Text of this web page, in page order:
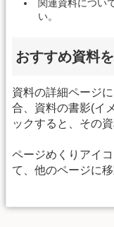
関連資料につい
い。
おすすめ資料
資料の詳細ページ
合、資料の書影(イ
ックすると、その
ページめくりアイ
て、他のページに移